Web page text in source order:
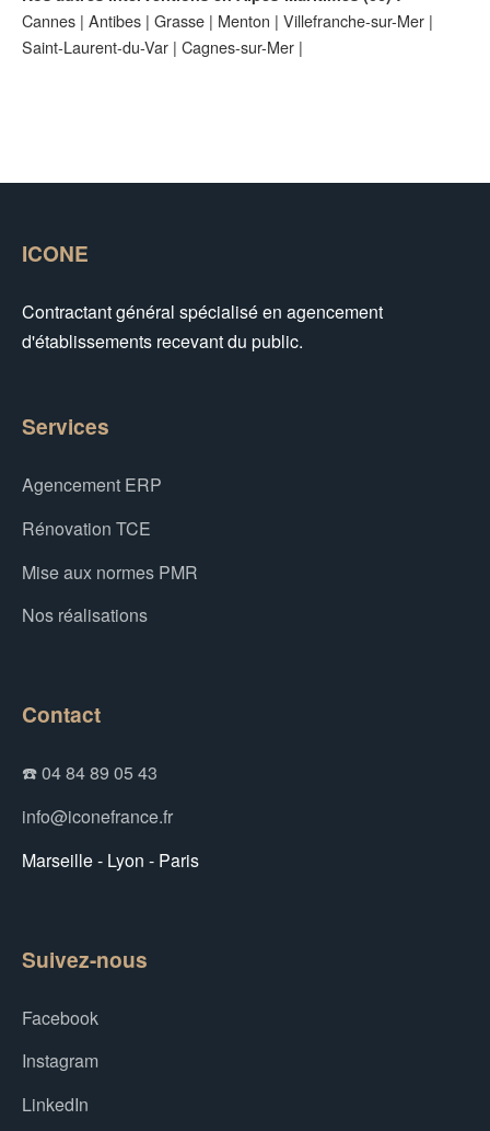
Cannes | Antibes | Grasse | Menton | Villefranche-sur-Mer |
Saint-Laurent-du-Var | Cagnes-sur-Mer |
ICONE
Contractant général spécialisé en agencement
d'établissements recevant du public.
Services
Agencement ERP
Rénovation TCE
Mise aux normes PMR
Nos réalisations
Contact
☎️ 04 84 89 05 43
info@iconefrance.fr
Marseille - Lyon - Paris
Suivez-nous
Facebook
Instagram
LinkedIn